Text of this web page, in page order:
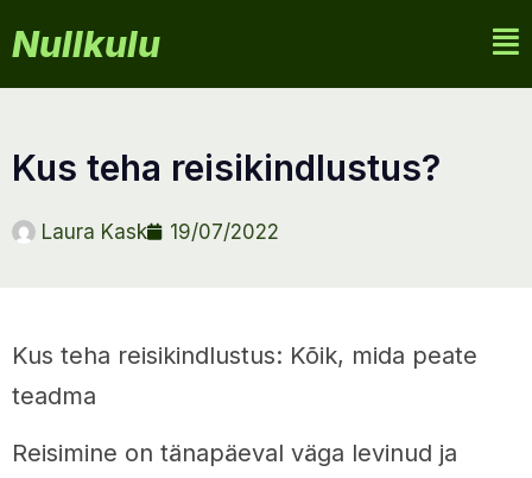
Nullkulu
kus teha reisikindlustus?
Laura Kask 19/07/2022
Kus teha reisikindlustus: Kõik, mida peate
teadma
Reisimine on tänapäeval väga levinud ja